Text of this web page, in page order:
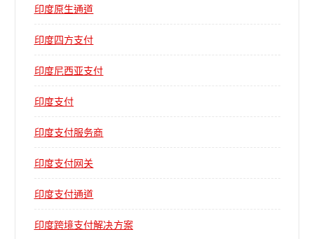
印度原生通道
印度四方支付
印度尼西亚支付
印度支付
印度支付服务商
印度支付网关
印度支付通道
印度跨境支付解决方案